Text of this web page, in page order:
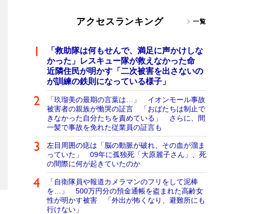
アクセスランキング 一覧
「救助隊は何もせんで、満足に声かけしな
かった」レスキュー隊が救えなかった命
近隣住民が明かす「二次被害を出さないの
が訓練の鉄則になっている様子」
「玖瑠美の最期の言葉は…」 イオンモール事故
被害者の親族が慟哭の証言 「おばたちは制止で
きなかった自分たちを責めている」 さらに、間
一髪で事故を免れた従業員の証言も
左目周囲の痣は「脳の動脈が破れ、その血が溜ま
っていた」 09年に孤独死「大原麗子さん」、死
の間際に何が起きていたのか
「自衛隊員や報道カメラマンのフリをして泥棒
を…」 500万円分の預金通帳を盗まれた高齢女
性が明かす被害 「外出が怖くなり、避難所にも
行けない」